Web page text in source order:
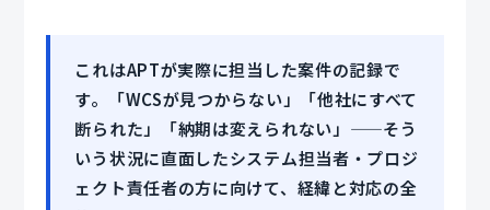
これはAPTが実際に担当した案件の記録で
す。「WCSが見つからない」「他社にすべて
断られた」「納期は変えられない」——そう
いう状況に直面したシステム担当者・プロジ
ェクト責任者の方に向けて、経緯と対応の全